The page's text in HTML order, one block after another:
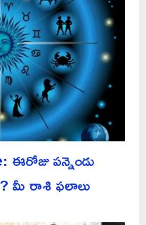
పన్నెండు
మీ రాశి ఫలాలు